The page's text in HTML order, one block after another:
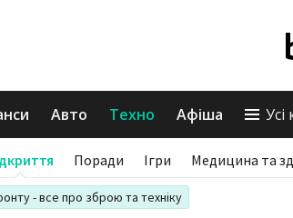
Авто Техно Афіша Усі
Поради Ігри Медицина та
- все про зброю та техніку